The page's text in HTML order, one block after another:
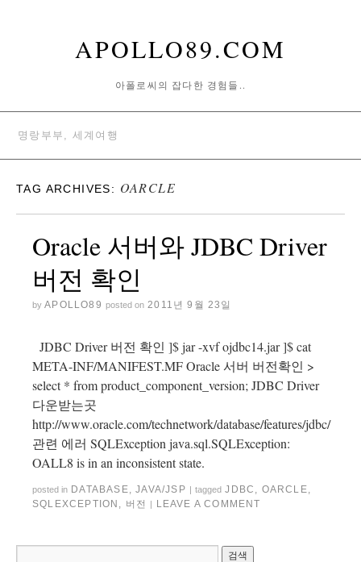
APOLLO89.COM
아폴로씨의 잡다한 경험들..
명랑부부, 세계여행
TAG ARCHIVES: OARCLE
Oracle 서버와 JDBC Driver
버전 확인
by APOLLO89 posted on 2011년 9월 23일
JDBC Driver 버전 확인 ]$ jar -xvf ojdbc14.jar ]$ cat
META-INF/MANIFEST.MF Oracle 서버 버전확인 >
select * from product_component_version; JDBC Driver
다운받는곳
http://www.oracle.com/technetwork/database/features/jdbc/
관련 에러 SQLException java.sql.SQLException:
OALL8 is in an inconsistent state.
posted in DATABASE,JAVA/JSP | tagged JDBC , OARCLE,
SQLEXCEPTION , 버전 | LEAVE A COMMENT